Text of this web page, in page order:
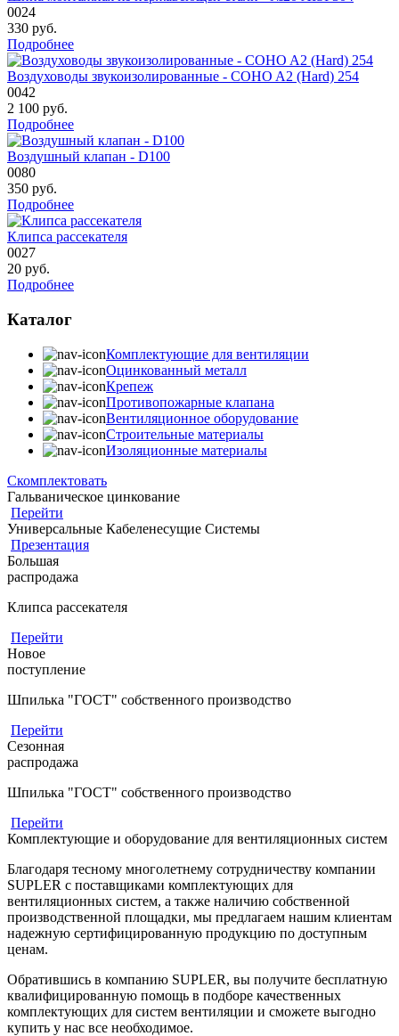
0024
330 руб.
Подробнее
Воздуховоды звукоизолированные - COHO A2 (Hard) 254
0042
2 100 руб.
Подробнее
Воздушный клапан - D100
0080
350 руб.
Подробнее
Клипса рассекателя
0027
20 руб.
Подробнее
Каталог
Комплектующие для вентиляции
Оцинкованный металл
Крепеж
Противопожарные клапана
Вентиляционное оборудование
Строительные материалы
Изоляционные материалы
Скомплектовать
Гальваническое цинкование
Перейти
Универсальные Кабеленесущие Системы
Презентация
Большая
распродажа
Клипса рассекателя
Перейти
Новое
поступление
Шпилька "ГОСТ" собственного производство
Перейти
Сезонная
распродажа
Шпилька "ГОСТ" собственного производство
Перейти
Комплектующие и оборудование для вентиляционных систем
Благодаря тесному многолетнему сотрудничеству компании
SUPLER с поставщиками комплектующих для
вентиляционных систем, а также наличию собственной
производственной площадки, мы предлагаем нашим клиентам
надежную сертифицированную продукцию по доступным
ценам.
Обратившись в компанию SUPLER, вы получите бесплатную
квалифицированную помощь в подборе качественных
комплектующих для систем вентиляции и сможете выгодно
купить у нас все необходимое.